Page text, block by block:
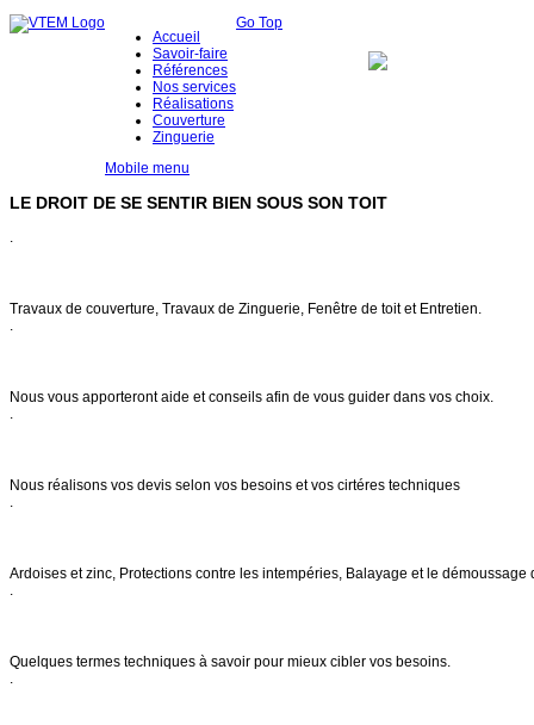
Accueil
Savoir-faire
Références
Nos services
Réalisations
Couverture
Zinguerie
Mobile menu
LE DROIT DE SE SENTIR BIEN SOUS SON TOIT
.
Travaux de couverture, Travaux de Zinguerie, Fenêtre de toit et Entretien.
.
Nous vous apporteront aide et conseils afin de vous guider dans vos choix.
.
Nous réalisons vos devis selon vos besoins et vos cirtéres techniques
Ardoises et zinc, Protections contre les intempéries, Balayage et le
Quelques termes techniques à savoir pour mieux cibler vos besoins.
Go Top